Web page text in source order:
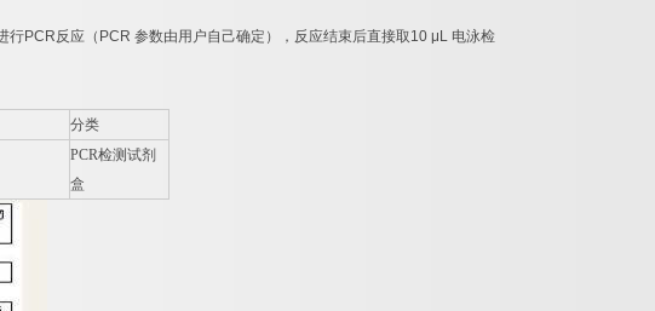
行PCR反应（ PCR 参数由用户自己确定），反应结束后直接取10 μL 电泳检
分类
PCR检测试剂
盒